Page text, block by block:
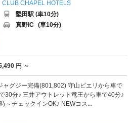
CLUB CHAPEL HOTELS
堅田駅 (車10分)
真野IC (車10分)
円 ～
グジー完備(801,802) 守山ピエリから車で
30分♪ 三井アウトレット竜王から車で40分♪
～チェックインOK♪ NEWコス...